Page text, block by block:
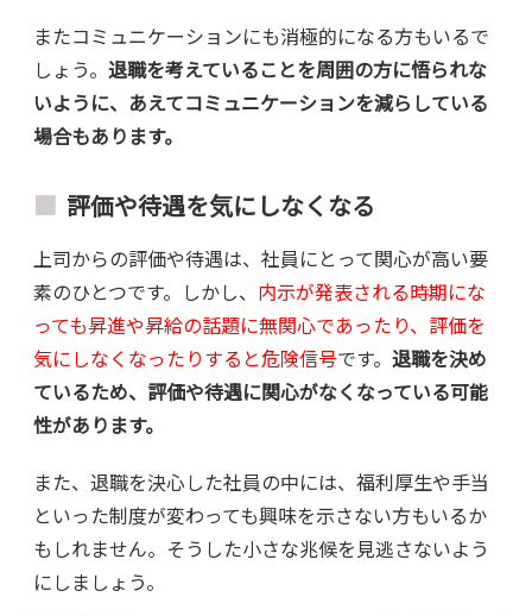
またコミュニケーションにも消極的になる方もいるで
しょう。 退職を考えていることを周囲の方に悟られな
いように、あえてコミュニケーションを減らしている
場合もあります。
評価や待遇を気にしなくなる
上司からの評価や待遇は、社員にとって関心が高い要
素のひとつです。しかし、 内示が発表される時期にな
っても昇進や昇給の話題に無関心であったり、評価を
気にしなくなったりすると危険信号です。 退職を決め
ているため、評価や待遇に関心がなくなっている可能
性があります。
また、退職を決心した社員の中には、福利厚生や手当
といった制度が変わっても興味を示さない方もいるか
もしれません。そうした小さな兆候を見逃さないよう
にしましょう。